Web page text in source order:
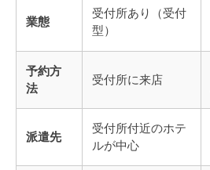
業態
受付所あり（受付
型）
予約方
法
受付所に来店
派遣先
受付所付近のホテ
ルが中心